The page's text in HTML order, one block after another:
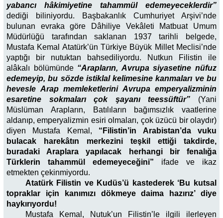
yabancı hâkimiyetine tahammül edemeyeceklerdir”
dediği biliniyordu. Başbakanlık Cumhuriyet Arşivi’nde
bulunan evraka göre Dâhiliye Vekâleti Matbuat Umum
Müdürlüğü tarafından saklanan 1937 tarihli belgede,
Mustafa Kemal Atatürk’ün Türkiye Büyük Millet Meclisi’nde
yaptığı bir nutuktan bahsediliyordu. Nutkun Filistin ile
alâkalı bölümünde “Arapların, Avrupa siyasetine nüfuz
edemeyip, bu sözde istiklal kelimesine kanmaları ve bu
hevesle Arap memleketlerini Avrupa emperyalizminin
esaretine sokmaları çok şayanı teessüftür” (Yani
Müslüman Arapların, Batılıların bağımsızlık vaatlerine
aldanıp, emperyalizmin esiri olmaları, çok üzücü bir olaydır)
diyen Mustafa Kemal, “Filistin’in Arabistan’da vuku
bulacak harekâtın merkezini teşkil ettiği takdirde,
buradaki Araplara yapılacak herhangi bir fenalığa
Türklerin tahammül edemeyeceğini” ifade ve ikaz
etmekten çekinmiyordu.
Atatürk Filistin ve Kudüs’ü kastederek ‘Bu kutsal
topraklar için kanımızı dökmeye daima hazırız’ diye
haykırıyordu!
Mustafa Kemal, Nutuk’un Filistin’le ilgili ilerleyen